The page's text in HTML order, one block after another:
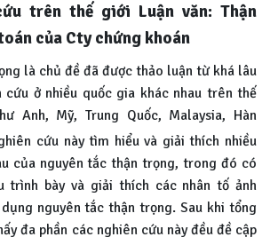
trên thế giới Luận văn: Thận
của Cty chứng khoán
là chủ đề đã được thảo luận từ khá lâu
cứu ở nhiều quốc gia khác nhau trên thế
Anh, Mỹ, Trung Quốc, Malaysia, Hàn
cứu này tìm hiểu và giải thích nhiều
của nguyên tắc thận trọng, trong đó có
trình bày và giải thích các nhân tố ảnh
nguyên tắc thận trọng. Sau khi tổng
đa phần các nghiên cứu này đều đề cập